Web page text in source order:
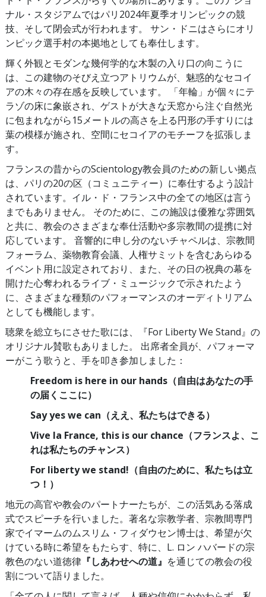
ナル・スタジアムではパリ2024年夏季オリンピックの競
技、そして閉会式が行われます。 サン・ドニはさらにオリ
ンピック選手村の本拠地としても奉仕します。
輝く外観とモダンな幾何学的な木製の入り口の向こうに
は、この建物のそびえ立つアトリウムが、魅惑的なセコイ
アの木々の存在感を反映しています。 「年輪」が個々にテ
ラゾの床に象嵌され、ゲストが大きな天窓から注ぐ自然光
に包まれながら15メートルの高さを上る円形の手すりには
葉の模様が施され、空間にセコイアのモチーフを拡張しま
す。
フランスの昔からのScientology教会員のための新しい拠点
は、パリの20の区（コミュニティー）に奉仕するよう設計
されています。イル・ド・フランス中の全ての地区は言う
までもありません。 そのために、この施設は優雅な雰囲気
と共に、教会のさまざまな奉仕活動や多宗教間の提携に対
応しています。 音響的に申し分のないチャペルは、宗教間
フォーラム、薬物教育会議、人権サミットを含むあらゆる
イベント用に設定されており、また、その日の祝典の幕を
開けた心奪われるライブ・ミュージックで示されたよう
に、さまざまな種類のパフォーマンスのオーディトリアム
としても機能します。
聴衆を総立ちにさせた歌には、『For Liberty We Stand』の
オリジナル賛歌もありました。 出席者全員が、パフォーマ
ーがこう歌うと、手を叩き参加しました：
Freedom is here in our hands（自由はあなたの手
の届くここに）
Say yes we can（ええ、私たちはできる）
Vive la France, this is our chance（フランスよ、こ
れは私たちのチャンス）
For liberty we stand!（自由のために、私たちは立
つ！）
地元の高官や教会のパートナーたちが、この活気ある落成
式でスピーチを行いました。著名な宗教学者、宗教間専門
家でイマームのムスリム・フィダウセン博士は、希望が欠
けている時に希望をもたらす、特に、L. ロン ハバードの宗
教色のない道徳律 『しあわせへの道』 を通じての教会の役
割について語りました。